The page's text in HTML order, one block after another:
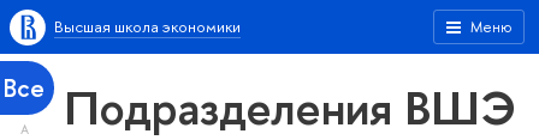
Меню
Высшая школа экономики
Все
А
Подразделения ВШЭ